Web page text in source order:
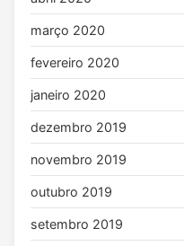
março 2020
fevereiro 2020
janeiro 2020
dezembro 2019
novembro 2019
outubro 2019
setembro 2019